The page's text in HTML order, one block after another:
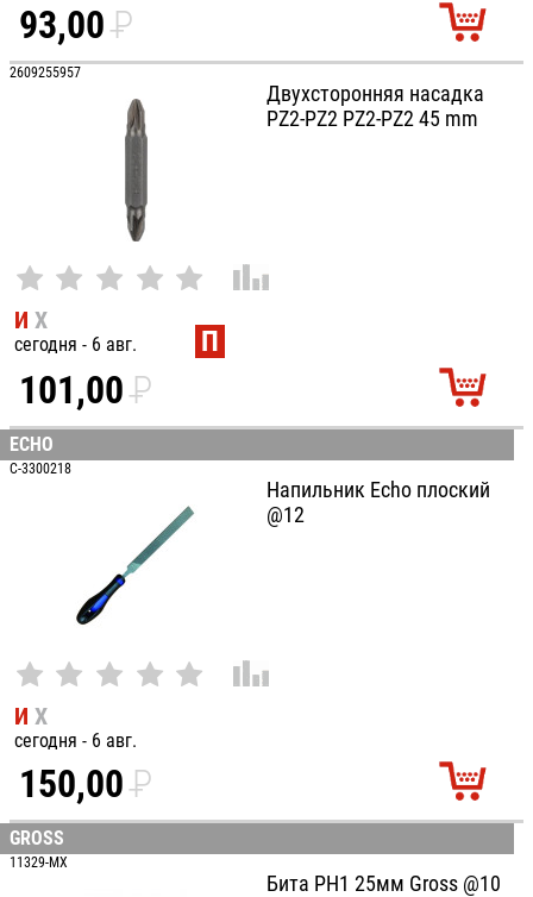
93,00P
УБ.
2609255957
Двухсторонняя насадка
PZ2-PZ2 PZ2-PZ2 45 mm
И Х
сегодня - 6 авг. П
101,00P
УБ.
ECHO
C-3300218
Напильник Echo плоский
@12
И Х
сегодня - 6 авг.
150,00P
УБ.
GROSS
11329-MX
Бита PH1 25мм Gross @10